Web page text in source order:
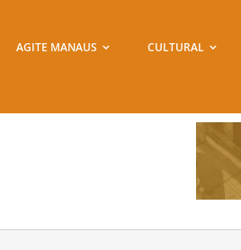
AGITE MANAUS CULTURAL